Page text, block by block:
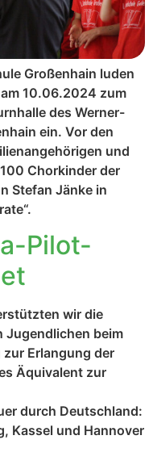
Großenhain luden
10.06.2024 zum
des Werner-
ein. Vor den
und
Chorkinder der
Stefan Jänke in
Pilot-
wir die
Jugendlichen beim
Erlangung der
Äquivalent zur
durch Deutschland:
Kassel und Hannover